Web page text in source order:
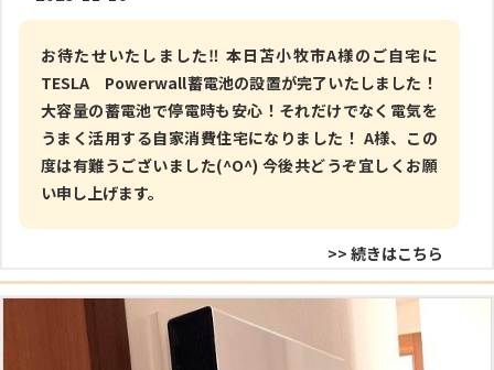
お待たせいたしました‼ 本日苫小牧市A様のご自宅に
TESLA Powerwall蓄電池の設置が完了いたしました！
大容量の蓄電池で停電時も安心！それだけでなく電気を
うまく活用する自家消費住宅になりました！ A様、この
度は有難うございました(^O^) 今後共どうぞ宜しくお願
い申し上げます。
>> 続きはこちら